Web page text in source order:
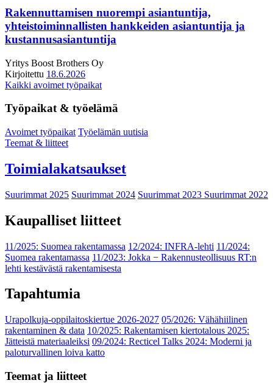
Rakennuttamisen nuorempi asiantuntija,
yhteistoiminnallisten hankkeiden asiantuntija ja
kustannusasiantuntija
Yritys Boost Brothers Oy
Kirjoitettu 18.6.2026
Kaikki avoimet työpaikat
Työpaikat & työelämä
Avoimet työpaikat Työelämän uutisia
Teemat & liitteet
Toimialakatsaukset
Suurimmat 2025 Suurimmat 2024 Suurimmat 2023 Suurimmat 2022
Kaupalliset liitteet
11/2025: Suomea rakentamassa 12/2024: INFRA-lehti 11/2024:
Suomea rakentamassa 11/2023: Jokka − Rakennusteollisuus RT:n
lehti kestävästä rakentamisesta
Tapahtumia
Urapolkuja-oppilaitoskiertue 2026-2027 05/2026: Vähähiilinen
rakentaminen & data 10/2025: Rakentamisen kiertotalous 2025:
Jätteistä materiaaleiksi 09/2024: Recticel Talks 2024: Moderni ja
paloturvallinen loiva katto
Teemat ja liitteet